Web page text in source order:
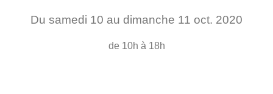
Du samedi 10 au dimanche 11 oct. 2020
de 10h à 18h